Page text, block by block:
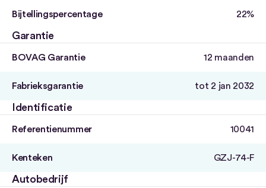
Bijtellingspercentage 22%
Garantie
BOVAG Garantie 12 maanden
Fabrieksgarantie tot 2 jan 2032
Identificatie
Referentienummer 10041
Kenteken GZJ-74-F
Autobedrijf